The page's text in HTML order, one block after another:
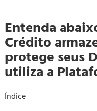
Entenda
Crédito
protege seus
utiliza a
Índice